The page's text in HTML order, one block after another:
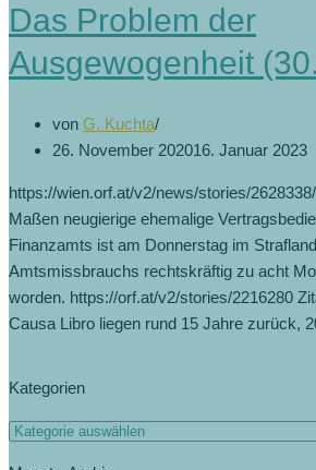
Das Problem der
Ausgewogenheit
von G. Kuchta
26. November 202016. Januar 2023
https://wien.orf.at/v2/news/stories/
Maßen neugierige ehemalige
Finanzamts ist am Donnerstag im
Amtsmissbrauchs rechtskräftig zu acht
worden. https://orf.at/v2/stories/2216280
Causa Libro liegen rund 15 Jahre zurück,
Kategorien
Kategorien